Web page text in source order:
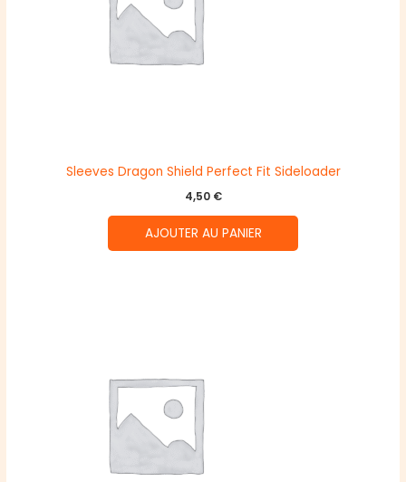
Sleeves Dragon Shield Perfect Fit Sideloader
4,50 €
AJOUTER AU PANIER